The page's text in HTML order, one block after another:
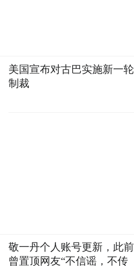
美国宣布对古巴实施新一轮
制裁
敬一丹个人账号更新，此前
曾置顶网友“不信谣，不传